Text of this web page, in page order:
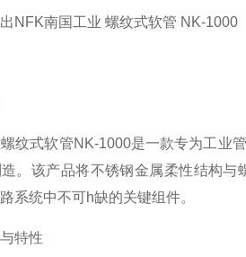
NFK南国工业 螺纹式软管 NK-1000
纹式软管NK-1000是一款专为工业
。该产品将不锈钢金属柔性结构
系统中不可h缺的关键组件。
特性